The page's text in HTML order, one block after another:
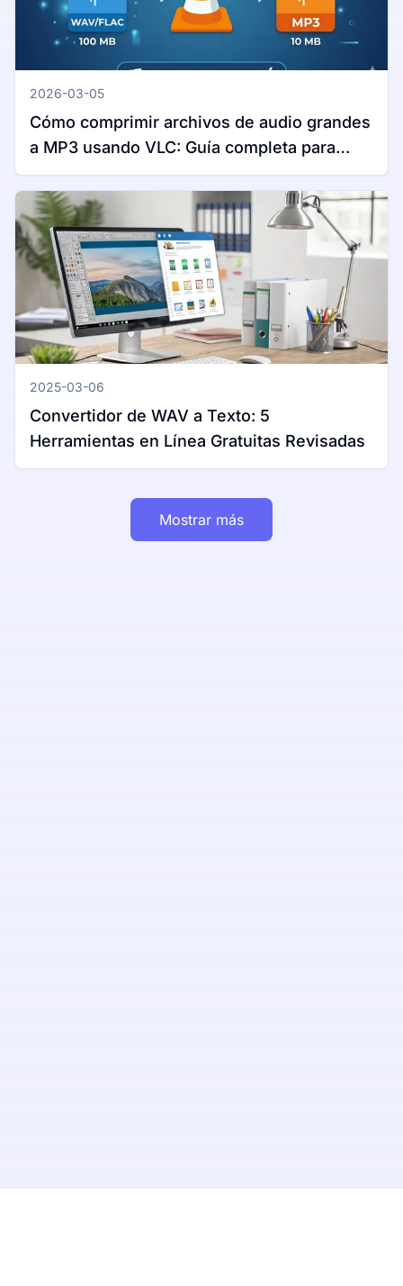
2026-03-05
Cómo comprimir archivos de audio grandes
a MP3 usando VLC: Guía completa para
Windows y Mac
2025-03-06
Convertidor de WAV a Texto: 5
Herramientas en Línea Gratuitas Revisadas
Mostrar más